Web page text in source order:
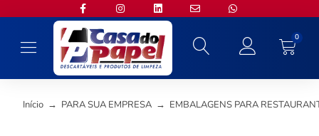
0
Início → PARA SUA EMPRESA → EMBALAGENS PARA